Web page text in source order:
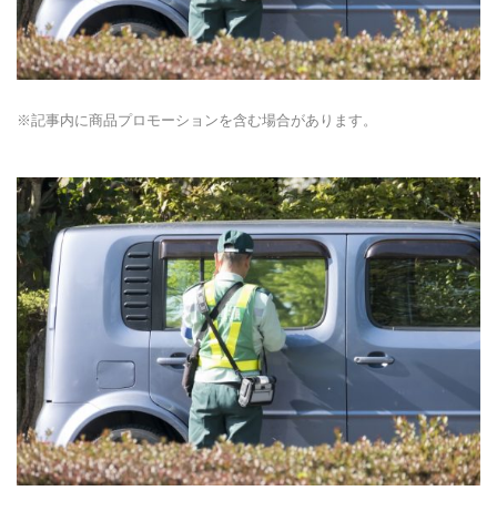
※記事内に商品プロモーションを含む場合があります。